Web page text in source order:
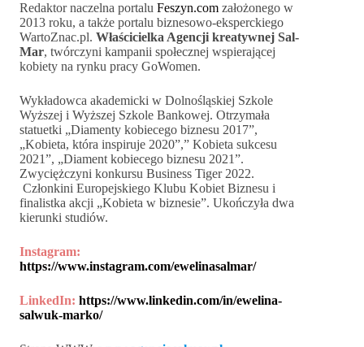
Redaktor naczelna portalu Feszyn.com założonego w
2013 roku, a także portalu biznesowo-eksperckiego
WartoZnac.pl. Właścicielka Agencji kreatywnej Sal-
Mar, twórczyni kampanii społecznej wspierającej
kobiety na rynku pracy GoWomen.
Wykładowca akademicki w Dolnośląskiej Szkole
Wyższej i Wyższej Szkole Bankowej. Otrzymała
statuetki „Diamenty kobiecego biznesu 2017”,
„Kobieta, która inspiruje 2020”,” Kobieta sukcesu
2021”, „Diament kobiecego biznesu 2021”.
Zwyciężczyni konkursu Business Tiger 2022.
Członkini Europejskiego Klubu Kobiet Biznesu i
finalistka akcji „Kobieta w biznesie”. Ukończyła dwa
kierunki studiów.
Instagram:
https://www.instagram.com/ewelinasalmar/
LinkedIn: https://www.linkedin.com/in/ewelina-
salwuk-marko/